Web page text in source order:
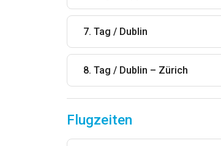
7. Tag / Dublin
8. Tag / Dublin – Zürich
Flugzeiten